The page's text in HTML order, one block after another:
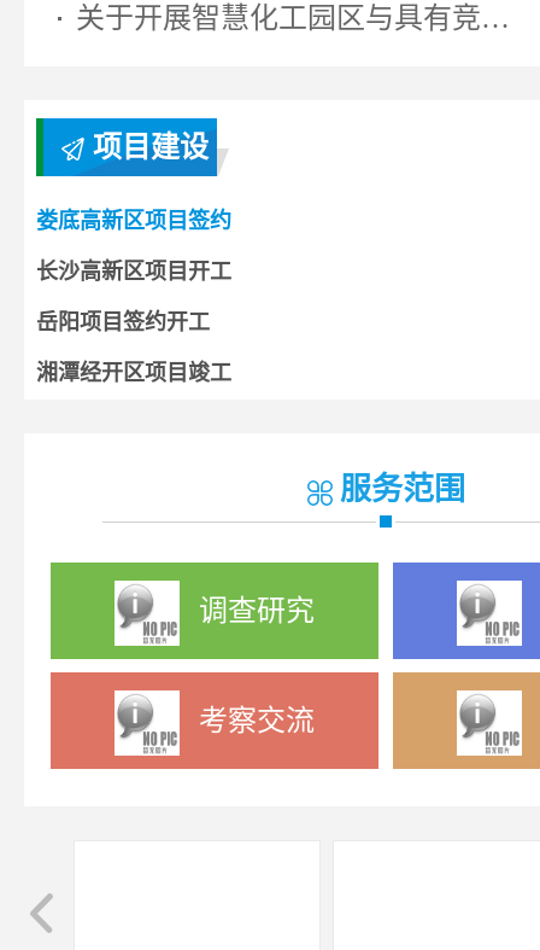
关于开展智慧化工园区与具有竞争...
项目建设
娄底高新区项目签约
长沙高新区项目开工
岳阳项目签约开工
湘潭经开区项目竣工
服务范围
调查研究
考察交流